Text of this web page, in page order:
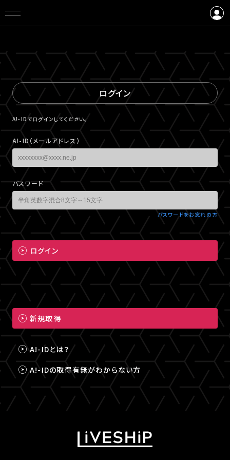
ログイン
A!-IDでログインしてください。
A!-ID（メールアドレス）
パスワード
パスワードをお忘れの方
ログイン
新規取得
A!-IDとは？
A!-IDの取得有無がわからない方